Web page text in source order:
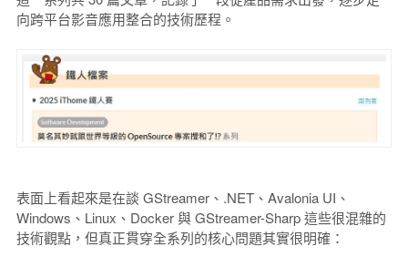
向跨平台影音應用整合的技術歷程。
表面上看起來是在談 GStreamer、.NET、Avalonia UI、
Windows、Linux、Docker 與 GStreamer-Sharp 這些很混雜的
技術觀點，但真正貫穿全系列的核心問題其實很明確：